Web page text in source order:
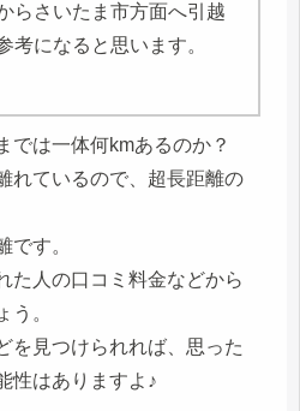
らさいたま市方面へ引越
考になると思います。
では一体何kmあるのか？
れているので、超長距離の
です。
た人の口コミ料金などから
う。
を見つけられれば、思った
性はありますよ♪